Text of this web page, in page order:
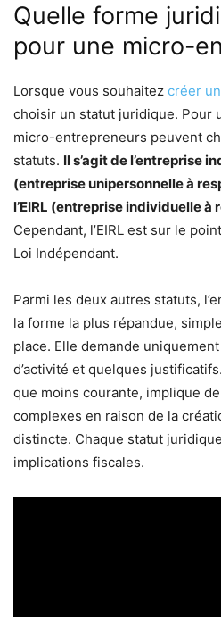
Quelle forme
pour une micro-
Lorsque vous souhaitez créer
choisir un statut juridique. Pour
micro-entrepreneurs peuvent
statuts. Il s’agit de l’entreprise
(entreprise unipersonnelle à
l’EIRL (entreprise individuelle
Cependant, l’EIRL est sur le
Loi Indépendant.
Parmi les deux autres statuts,
la forme la plus répandue,
place. Elle demande
d’activité et quelques
que moins courante, implique
complexes en raison de la
distincte. Chaque statut
implications fiscales.